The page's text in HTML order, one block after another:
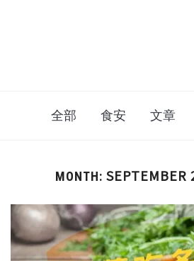
全部 食安 文章
MONTH: SEPTEMBER